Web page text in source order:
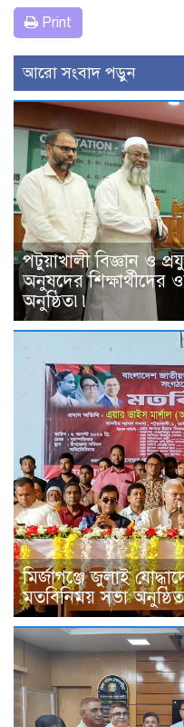
Print
আরো সংবাদ পড়ুন
পটুয়াখালী বিজ্ঞান ও
অনুষদের শিক্ষার্থীদের
অনুষ্ঠিত৷৷
মির্জাগঞ্জে জুলাই
মতবিনিময় সভা